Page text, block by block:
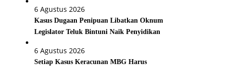
6 Agustus 2026
Kasus Dugaan Penipuan Libatkan Oknum
Legislator Teluk Bintuni Naik Penyidikan
6 Agustus 2026
Setiap Kasus Keracunan MBG Harus